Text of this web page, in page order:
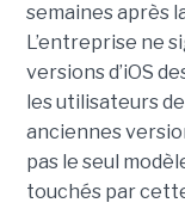
semaines après
L’entreprise ne
versions d’iOS
les utilisateurs
anciennes
pas le seul
touchés par